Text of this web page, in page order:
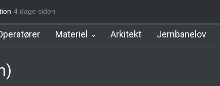
1930] Nørrebro A Station [1886-1930]
4 dage siden
Materiel Arkitekt Jernbanelov